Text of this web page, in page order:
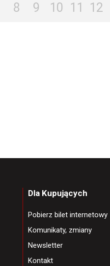
8 9 10 11 12
Dla Kupujących
Pobierz bilet internetowy
Komunikaty, zmiany
Newsletter
Kontakt